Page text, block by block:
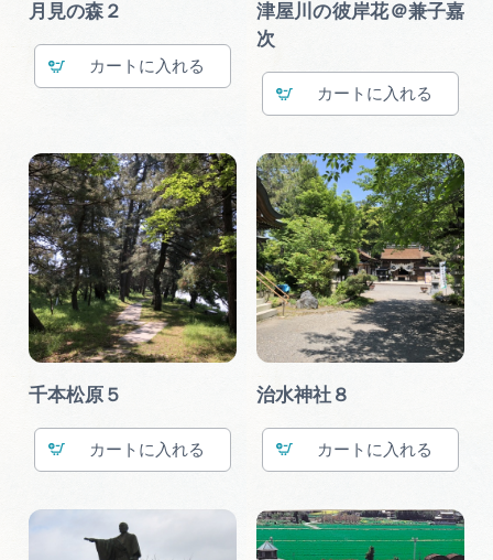
月見の森２
カート
津屋川の彼岸花＠兼子嘉
次
カート
千本松原５
カート
治水神社８
カート